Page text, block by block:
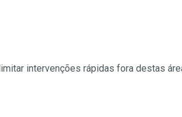
intervenções rápidas fora destas